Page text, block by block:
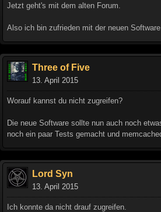
Jetzt geht's mit dem alten Forum.
Also ich bin zufrieden mit der neuen Software.
Three of Five
13. April 2015
Worauf kannst du nicht zugreifen?
Die neue Software sollte nun auch noch
noch ein paar Tests gemacht und
Lord Syn
13. April 2015
Ich konnte da nicht drauf zugreifen.